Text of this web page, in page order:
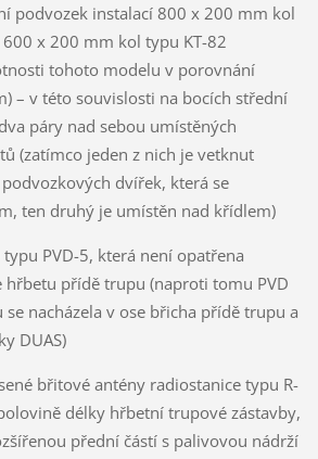
podvozek instalací 800 x 200 mm kol
x 200 mm kol typu KT-82
tohoto modelu v porovnání
– v této souvislosti na bocích střední
páry nad sebou umístěných
(zatímco jeden z nich je vetknut
dvířek, která se
ten druhý je umístěn nad křídlem)
PVD-5, která není opatřena
hřbetu přídě trupu (naproti tomu PVD
nacházela v ose břicha přídě trupu a
DUAS)
břitové antény radiostanice typu R-
délky hřbetní trupové zástavby,
přední částí s palivovou nádrží